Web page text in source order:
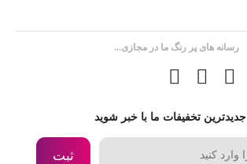
رسانه های پر رنگ ما در مجازی...
جدیدترین تخفیفات ما با خبر شوید
ثبت